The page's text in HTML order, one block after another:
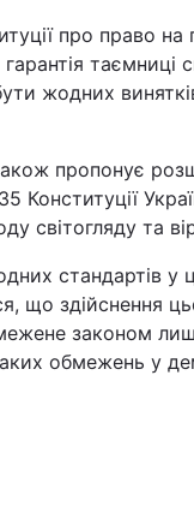
про право на
таємниці
жодних
пропонує
Конституції
світогляду та
стандартів у
що здійснення
законом
обмежень у